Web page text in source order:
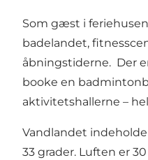
Som gæst i
badelandet,
åbningstiderne. Der
booke en
aktivitetshallerne –
Vandlandet
33 grader. Luften er